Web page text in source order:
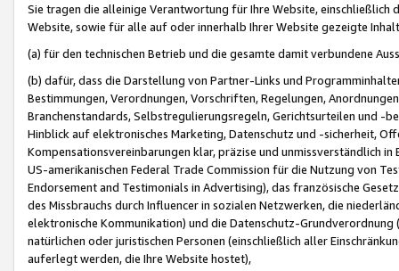
Sie tragen die alleinige Verantwortung für Ihre Website,
Website, sowie für alle auf oder innerhalb Ihrer Website gezeigte
(a) für den technischen Betrieb und die gesamte damit verbundene
(b) dafür, dass die Darstellung von Partner-Links und
Bestimmungen, Verordnungen, Vorschriften, Regelungen,
Branchenstandards, Selbstregulierungsregeln, Gerichtsurteilen und -
Hinblick auf elektronisches Marketing, Datenschutz und -sicherheit,
Kompensationsvereinbarungen klar, präzise und unmissverständlich
US-amerikanischen Federal Trade Commission für die Nutzung von
Endorsement and Testimonials in Advertising), das französische
des Missbrauchs durch Influencer in sozialen Netzwerken, die
elektronische Kommunikation) und die Datenschutz-
natürlichen oder juristischen Personen (einschließlich aller
auferlegt werden, die Ihre Website hostet),